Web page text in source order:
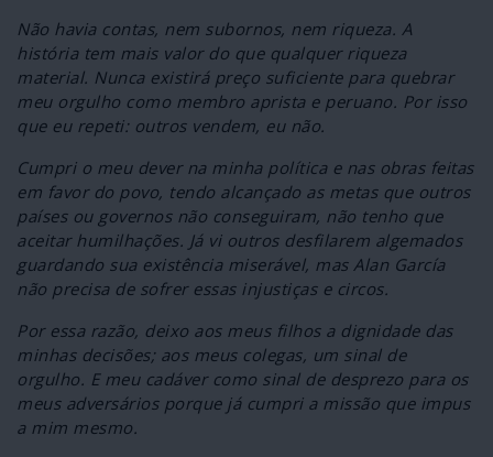
Não havia contas, nem subornos, nem riqueza. A
história tem mais valor do que qualquer riqueza
material. Nunca existirá preço suficiente para quebrar
meu orgulho como membro aprista e peruano. Por isso
que eu repeti: outros vendem, eu não.
Cumpri o meu dever na minha política e nas obras feitas
em favor do povo, tendo alcançado as metas que outros
países ou governos não conseguiram, não tenho que
aceitar humilhações. Já vi outros desfilarem algemados
guardando sua existência miserável, mas Alan García
não precisa de sofrer essas injustiças e circos.
Por essa razão, deixo aos meus filhos a dignidade das
minhas decisões; aos meus colegas, um sinal de
orgulho. E meu cadáver como sinal de desprezo para os
meus adversários porque já cumpri a missão que impus
a mim mesmo.